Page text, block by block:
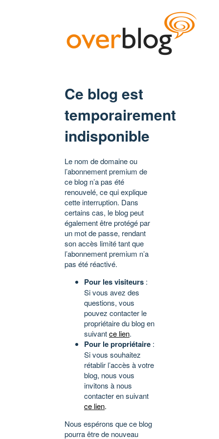
Ce blog est
temporairement
indisponible
Le nom de domaine ou
l’abonnement premium de
ce blog n’a pas été
renouvelé, ce qui explique
cette interruption. Dans
certains cas, le blog peut
également être protégé par
un mot de passe, rendant
son accès limité tant que
l’abonnement premium n’a
pas été réactivé.
Pour les visiteurs :
Si vous avez des
questions, vous
pouvez contacter le
propriétaire du blog en
suivantce lien.
Pour le propriétaire :
Si vous souhaitez
rétablir l’accès à votre
blog, nous vous
invitons à nous
contacter en suivant
ce lien.
Nous espérons que ce blog
pourra être de nouveau